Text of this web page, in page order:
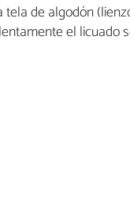
tela de algodón
el licuado